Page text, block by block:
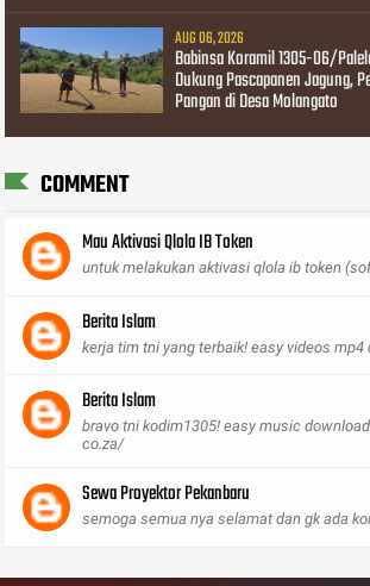
AUG 06, 2026
Babinsa Koramil 1305-06/
Dukung Pascapanen Jagung,
Pangan di Desa Molangato
COMMENT
Mau Aktivasi Qlola IB Token
untuk melakukan aktivasi qlola ib token
Berita Islam
kerja tim tni yang terbaik! easy videos mp4
Berita Islam
bravo tni kodim1305! easy music
co.za/
Sewa Proyektor Pekanbaru
semoga semua nya selamat dan gk ada